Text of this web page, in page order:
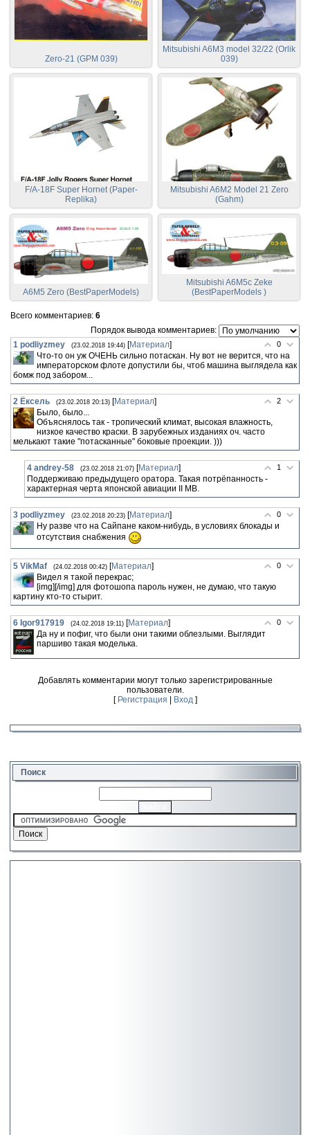
Zero-21 (GPM 039)
Mitsubishi A6M3 model 32/22 (Orlik
039)
F/A-18F Super Hornet (Paper-
Replika)
Mitsubishi A6M2 Model 21 Zero
(Gahm)
A6M5 Zero (BestPaperModels)
Mitsubishi A6M5c Zeke
(BestPaperModels )
Всего комментариев: 6
Порядок вывода комментариев:
0
1 podliyzmey (23.02.2018 19:44) [Материал]
Что-то он уж ОЧЕНЬ сильно потаскан. Ну вот не верится, что на
императорском флоте допустили бы, чтоб машина выглядела как
бомж под забором...
2
2 Ёксель (23.02.2018 20:13) [Материал]
Было, было...
Объяснялось так - тропический климат, высокая влажность,
низкое качество краски. В зарубежных изданиях оч. часто
мелькают такие "потасканные" боковые проекции. )))
1
4 andrey-58 (23.02.2018 21:07) [Материал]
Поддерживаю предыдущего оратора. Такая потрёпанность -
характерная черта японской авиации II МВ.
0
3 podliyzmey (23.02.2018 20:23) [Материал]
Ну разве что на Сайпане каком-нибудь, в условиях блокады и
отсутствия снабжения
0
5 VikMaf (24.02.2018 00:42) [Материал]
Видел я такой перекрас;
[img][/img] для фотошопа пароль нужен, не думаю, что такую
картину кто-то стырит.
0
6 Igor917919 (24.02.2018 19:11) [Материал]
Да ну и пофиг, что были они такими облезлыми. Выглядит
паршиво такая моделька.
Добавлять комментарии могут только зарегистрированные
пользователи.
[ Регистрация Вход]
Поиск